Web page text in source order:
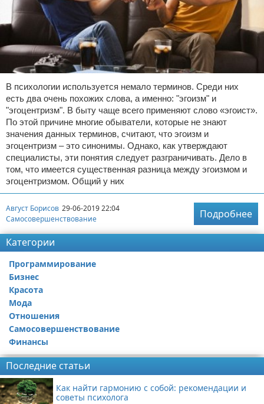
В психологии используется немало терминов. Среди них
есть два очень похожих слова, а именно: "эгоизм" и
"эгоцентризм". В быту чаще всего применяют слово «эгоист».
По этой причине многие обыватели, которые не знают
значения данных терминов, считают, что эгоизм и
эгоцентризм – это синонимы. Однако, как утверждают
специалисты, эти понятия следует разграничивать. Дело в
том, что имеется существенная разница между эгоизмом и
эгоцентризмом. Общий у них
Август Борисов 29-06-2019 22:04
Самосовершенствование
Подробнее
Категории
Программирование
Бизнес
Красота
Мода
Отношения
Самосовершенствование
Финансы
Последние статьи
Как найти гармонию с собой: рекомендации и
советы психолога